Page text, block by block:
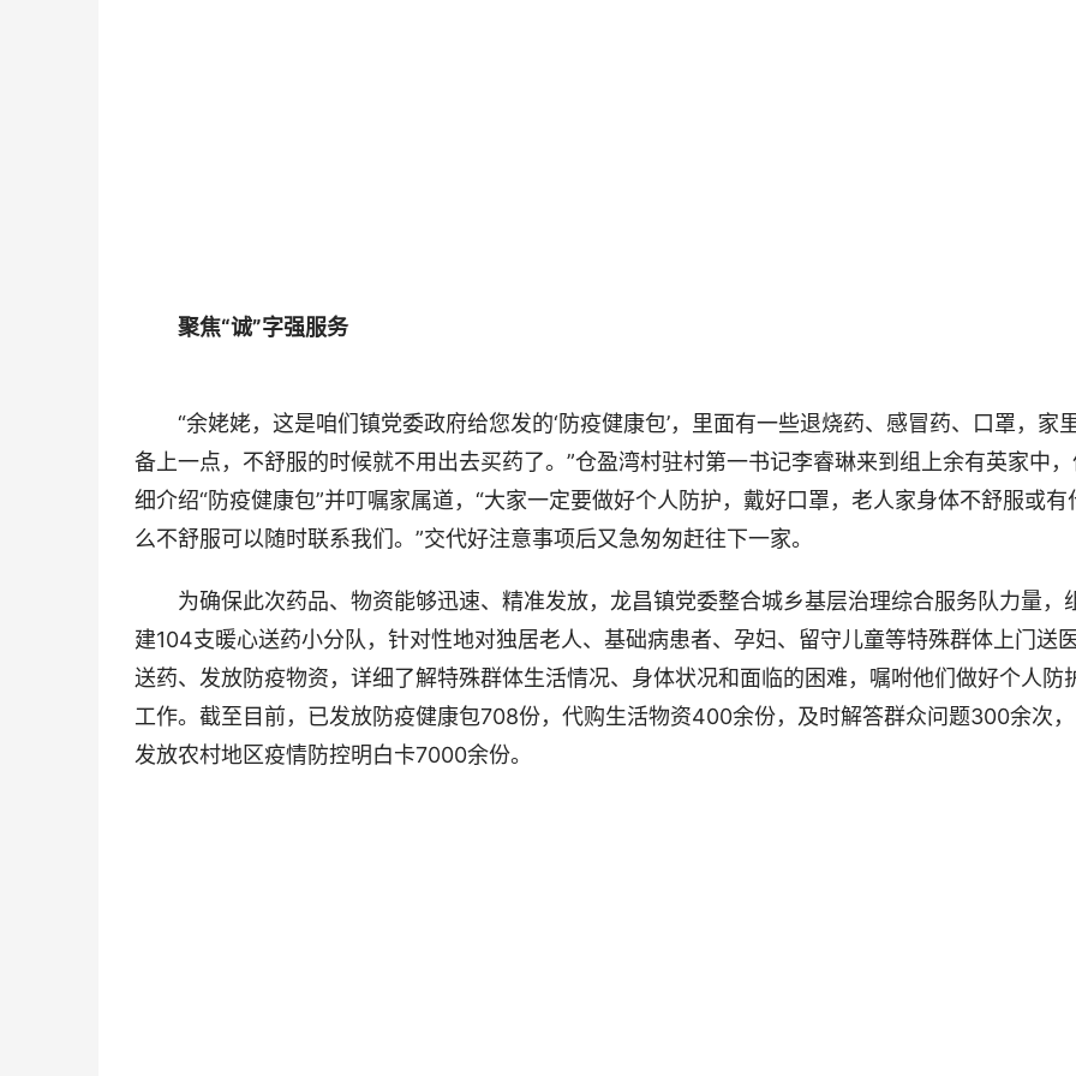
聚焦“诚”字强服务
“余姥姥，这是咱们镇党委政府给您发的‘防疫健康包’，里面有一些退烧药、感冒药、口罩，家
备上一点，不舒服的时候就不用出去买药了。”仓盈湾村驻村第一书记李睿琳来到组上余有英家中
细介绍“防疫健康包”并叮嘱家属道，“大家一定要做好个人防护，戴好口罩，老人家身体不舒服或有
么不舒服可以随时联系我们。”交代好注意事项后又急匆匆赶往下一家。
为确保此次药品、物资能够迅速、精准发放，龙昌镇党委整合城乡基层治理综合服务队力量，
建104支暖心送药小分队，针对性地对独居老人、基础病患者、孕妇、留守儿童等特殊群体上门送
送药、发放防疫物资，详细了解特殊群体生活情况、身体状况和面临的困难，嘱咐他们做好个人防
工作。截至目前，已发放防疫健康包708份，代购生活物资400余份，及时解答群众问题300余次，
发放农村地区疫情防控明白卡7000余份。